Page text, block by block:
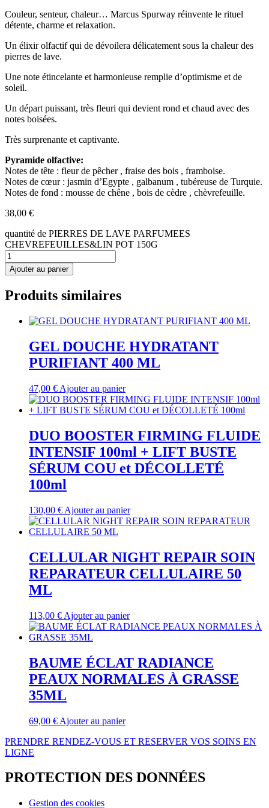
Couleur, senteur, chaleur… Marcus Spurway réinvente le rituel
détente, charme et relaxation.
Un élixir olfactif qui de dévoilera délicatement sous la chaleur des
pierres de lave.
Une note étincelante et harmonieuse remplie d’optimisme et de
soleil.
Un départ puissant, très fleuri qui devient rond et chaud avec des
notes boisées.
Très surprenante et captivante.
Pyramide olfactive:
Notes de tête : fleur de pêcher , fraise des bois , framboise.
Notes de cœur : jasmin d’Egypte , galbanum , tubéreuse de Turquie.
Notes de fond : mousse de chêne , bois de cèdre , chèvrefeuille.
38,00 €
quantité de PIERRES DE LAVE PARFUMEES
CHEVREFEUILLES&LIN POT 150G
Ajouter au panier
Produits similaires
GEL DOUCHE HYDRATANT
PURIFIANT 400 ML
47,00 € Ajouter au panier
DUO BOOSTER FIRMING FLUIDE
INTENSIF 100ml + LIFT BUSTE
SÉRUM COU et DÉCOLLETÉ
100ml
130,00 € Ajouter au panier
CELLULAR NIGHT REPAIR SOIN
REPARATEUR CELLULAIRE 50
ML
113,00 € Ajouter au panier
BAUME ÉCLAT RADIANCE
PEAUX NORMALES À GRASSE
35ML
69,00 € Ajouter au panier
PRENDRE RENDEZ-VOUS ET RESERVER VOS SOINS EN
LIGNE
PROTECTION DES DONNÉES
Gestion des cookies